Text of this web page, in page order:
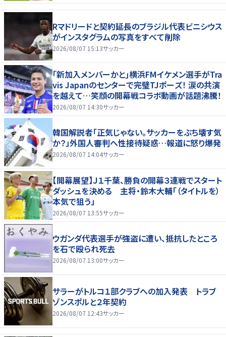
Rマドリードと契約延長のブラジル代表ビニシウス
がインスタグラムの写真をすべて削除
2026/08/07 15:13サッカー
｢新加入メンバーかと｣横浜FMイケメン選手がTra
vis Japanのセンターで完璧TJポーズ！ 涙の共演
を越えて…笑顔の開幕戦コラボ動画が話題沸騰！
2026/08/07 14:30サッカー
韓国解説者「正気じゃない。サッカーをぶち壊す気
か？」外国人審判へ性接待疑惑…報道に怒り爆発
2026/08/07 14:04サッカー
【開幕展望】Ｊ１千葉、勝負の開幕３連戦でスタート
ダッシュを決める 主将・鈴木大輔「（タイトルを）
本気で狙う」
2026/08/07 13:55サッカー
ウガンダ代表選手が強盗に遭い、抵抗したところ
を石で殴られ死去
2026/08/07 13:00サッカー
サラーがトルコ１部クラブへの加入発表 トラブ
ゾンスポルと２年契約
2026/08/07 12:43サッカー